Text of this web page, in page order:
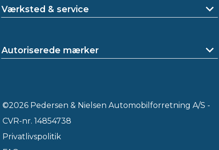
Værksted & service
Autoriserede mærker
©2026 Pedersen & Nielsen Automobilforretning A/S -
CVR-nr. 14854738
Privatlivspolitik